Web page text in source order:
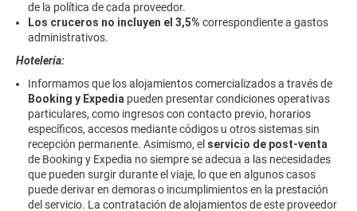
de la política de cada proveedor.
Los cruceros no incluyen el 3,5% correspondiente a gastos
administrativos.
Hotelería:
Informamos que los alojamientos comercializados a través de
Booking y Expedia pueden presentar condiciones operativas
particulares, como ingresos con contacto previo, horarios
específicos, accesos mediante códigos u otros sistemas sin
recepción permanente. Asimismo, el servicio de post-venta
de Booking y Expedia no siempre se adecua a las necesidades
que pueden surgir durante el viaje, lo que en algunos casos
puede derivar en demoras o incumplimientos en la prestación
del servicio. La contratación de alojamientos de este proveedor